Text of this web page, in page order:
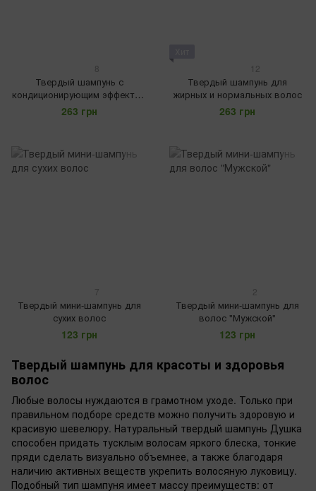
8
Твердый шампунь с
кондиционирующим эффектом
(в коробке)
263 грн
12
Твердый шампунь для
жирных и нормальных волос
263 грн
7
Твердый мини-шампунь для
сухих волос
123 грн
2
Твердый мини-шампунь для
волос "Мужской"
123 грн
Твердый шампунь для красоты и здоровья
волос
Любые волосы нуждаются в грамотном уходе. Только при
правильном подборе средств можно получить здоровую и
красивую шевелюру. Натуральный твердый шампунь Душка
способен придать тусклым волосам яркого блеска, тонкие
пряди сделать визуально объемнее, а также благодаря
наличию активных веществ укрепить волосяную луковицу.
Подобный тип шампуня имеет массу преимуществ: от